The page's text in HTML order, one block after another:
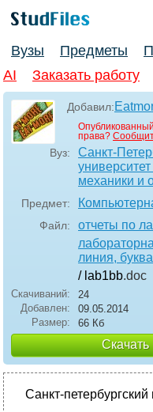
Вузы Предметы
AI
Заказать работу
Добавил:
права?
Вуз:
Санкт-
механики и
Предмет:
Файл: отчеты по
линия,
/ lab1bb.doc
Скачиваний:
24
Добавлен:
09.05.2014
Размер:
66 Кб
Скачать
Санкт-